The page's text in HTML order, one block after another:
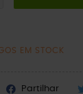
EM STOCK
Partilhar